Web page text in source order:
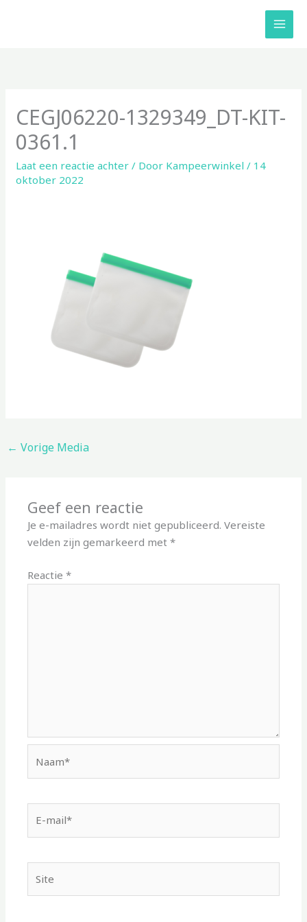
CEGJ06220-1329349_DT-KIT-
0361.1
Laat een reactie achter / Door Kampeerwinkel/ 14
oktober 2022
← Vorige Media
Geef een reactie
Je e-mailadres wordt niet gepubliceerd. Vereiste
velden zijn gemarkeerd met*
Reactie*
mail*